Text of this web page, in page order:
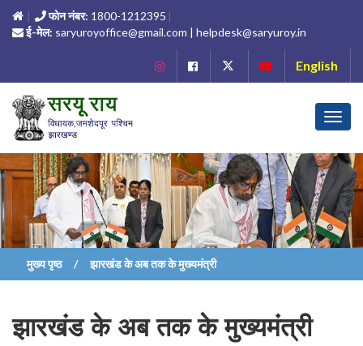
फोन नंबर: 1800-1212395
ई-मेल: saryuroyoffice@gmail.com | helpdesk@saryuroy.in
English
मुख्य पृष्ठ झारखंड के अब तक के मुख्यमंत्री
झारखंड के अब तक के मुख्यमंत्री